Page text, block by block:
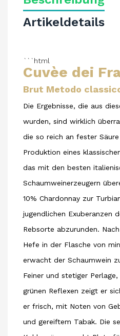
Artikeldetails
```html
Cuvèe dei
Brut Metodo
Die Ergebnisse, die aus
wurden, sind wirklich
die so reich an fester
Produktion eines
das mit den besten
Schaumweinerzeugern
10% Chardonnay zur
jugendlichen Exuberanzen
Rebsorte abzurunden.
Hefe in der Flasche von
erwacht der Schaumwein
Feiner und stetiger
grünen Reflexen zeigt er
er frisch, mit Noten von
und gereiftem Tabak. Die